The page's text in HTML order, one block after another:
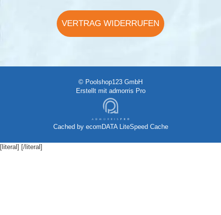
VERTRAG WIDERRUFEN
© Poolshop123 GmbH
Erstellt mit admorris Pro
Cached by ecomDATA LiteSpeed Cache
[literal] [/literal]